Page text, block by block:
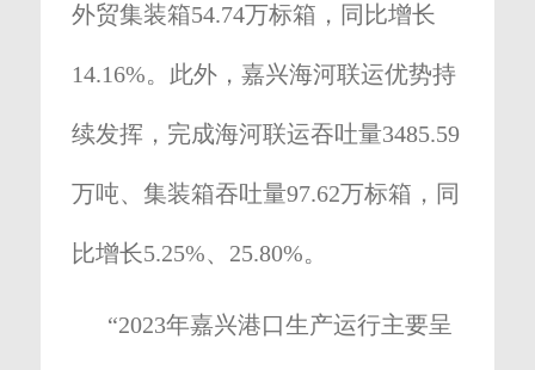
外贸集装箱54.74万标箱，同比增长
14.16%。此外，嘉兴海河联运优势持
续发挥，完成海河联运吞吐量3485.59
万吨、集装箱吞吐量97.62万标箱，同
比增长5.25%、25.80%。
“2023年嘉兴港口生产运行主要呈